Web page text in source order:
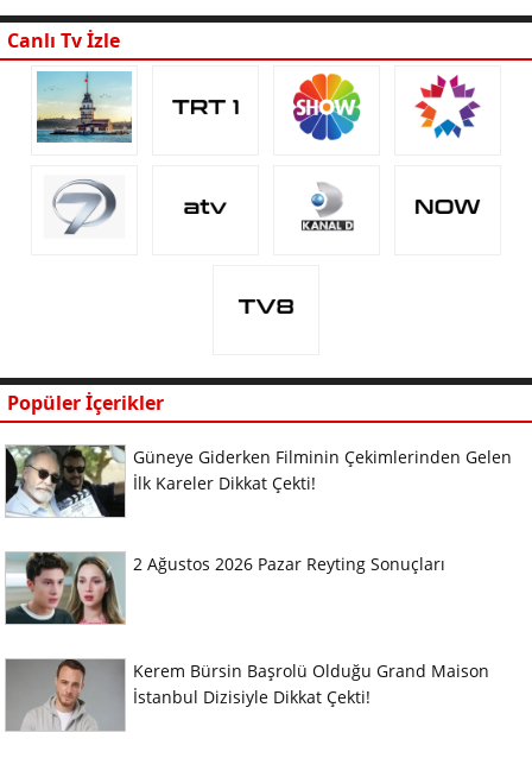
Canlı Tv İzle
Popüler İçerikler
Güneye Giderken Filminin Çekimlerinden Gelen
İlk Kareler Dikkat Çekti!
2 Ağustos 2026 Pazar Reyting Sonuçları
Kerem Bürsin Başrolü Olduğu Grand Maison
İstanbul Dizisiyle Dikkat Çekti!